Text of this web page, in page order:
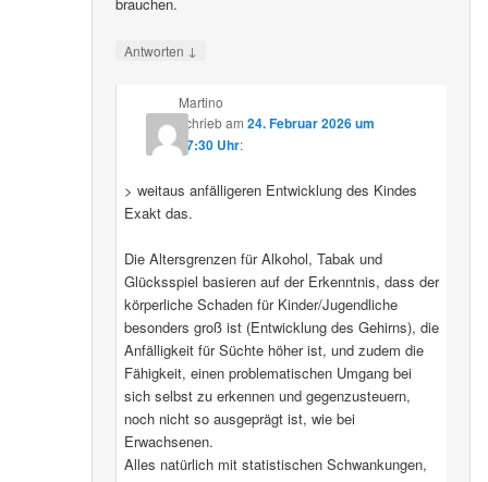
brauchen.
Antworten ↓
Martino
schriebam 24. Februar 2026 um
07:30 Uhr:
> weitaus anfälligeren Entwicklung des Kindes
Exakt das.
Die Altersgrenzen für Alkohol, Tabak und
Glücksspiel basieren auf der Erkenntnis, dass der
körperliche Schaden für Kinder/Jugendliche
besonders groß ist (Entwicklung des Gehirns), die
Anfälligkeit für Süchte höher ist, und zudem die
Fähigkeit, einen problematischen Umgang bei
sich selbst zu erkennen und gegenzusteuern,
noch nicht so ausgeprägt ist, wie bei
Erwachsenen.
Alles natürlich mit statistischen Schwankungen,